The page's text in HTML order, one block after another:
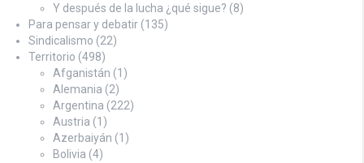
Y después de la lucha ¿qué sigue? (8)
Para pensar y debatir (135)
Sindicalismo (22)
Territorio (498)
Afganistán (1)
Alemania (2)
Argentina (222)
Austria (1)
Azerbaiyán (1)
Bolivia (4)